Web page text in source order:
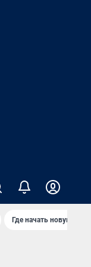
Где начать новую